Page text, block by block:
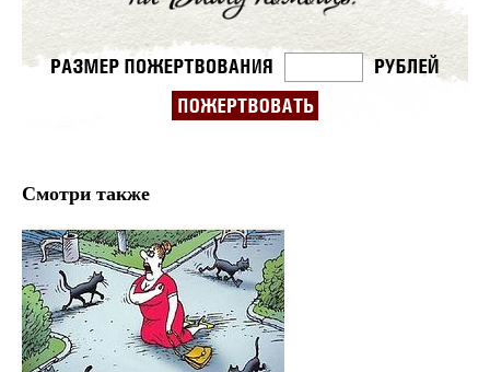
Смотри также